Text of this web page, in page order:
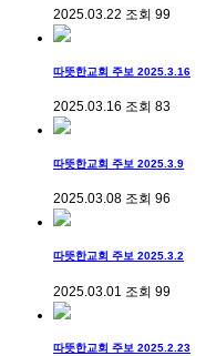
2025.03.22 조회 99
따뜻한교회 주보 2025.3.16
2025.03.16 조회 83
따뜻한교회 주보 2025.3.9
2025.03.08 조회 96
따뜻한교회 주보 2025.3.2
2025.03.01 조회 99
따뜻한교회 주보 2025.2.23